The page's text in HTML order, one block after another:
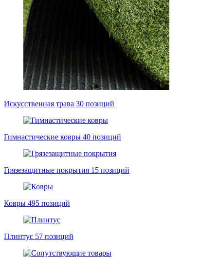
Искусственная трава 30 позиций
Гимнастические ковры 40 позиций
Грязезащитные покрытия 15 позиций
Ковры 495 позиций
Плинтус 57 позиций